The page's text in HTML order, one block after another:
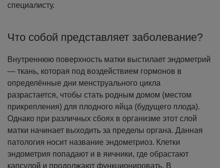
специалисту.
Что собой представляет заболевание?
Внутреннюю поверхность матки выстилает эндометрий
— ткань, которая под воздействием гормонов в
определённые дни менструального цикла
разрастается, чтобы стать родным домом (местом
прикрепления) для плодного яйца (будущего плода).
Однако при различных сбоях в организме этот слой
матки начинает выходить за пределы органа. Данная
патология носит название эндометриоз. Клетки
эндометрия попадают и в яичники, где обрастают
капсулой и продолжают функционировать. В